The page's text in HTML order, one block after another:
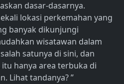
dasar-dasarnya.
lokasi perkemahan yang
banyak dikunjungi
wisatawan dalam
satunya di sini, dan
hanya area terbuka di
Lihat tandanya? ”